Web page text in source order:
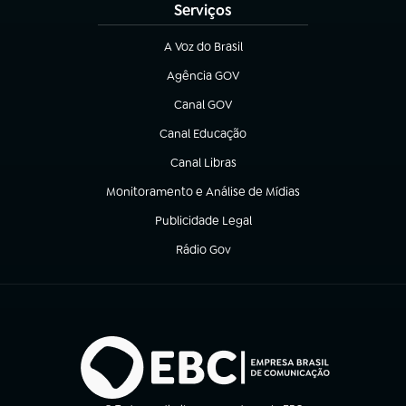
Serviços
A Voz do Brasil
(abre em nova aba)
Agência GOV
(abre em nova aba)
Canal GOV
(abre em nova aba)
Canal Educação
(abre em nova aba)
Canal Libras
(abre em nova aba)
Monitoramento e Análise de Mídias
(abre em nova aba)
Publicidade Legal
(abre em nova aba)
Rádio Gov
(abre em nova aba)